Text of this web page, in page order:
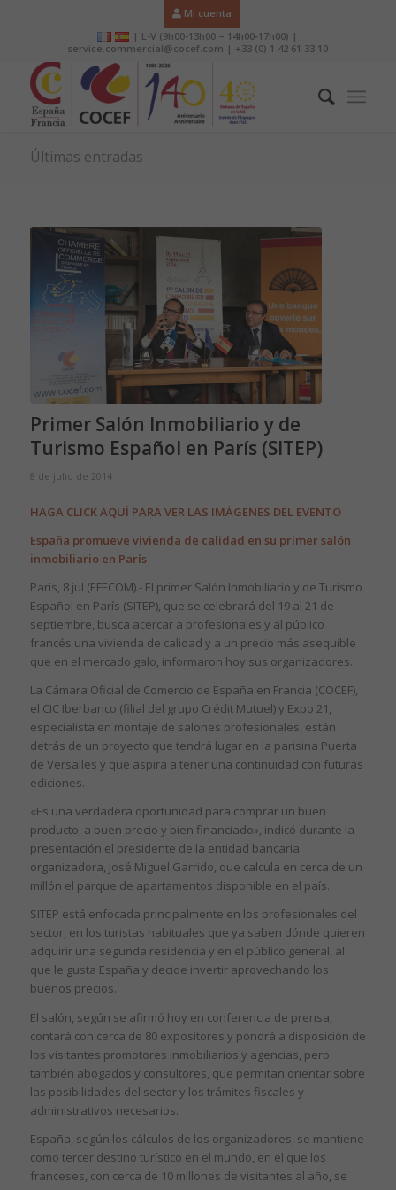
Mi cuenta
| L-V (9h00-13h00 – 14h00-17h00) |
service.commercial@cocef.com | +33 (0) 1 42 61 33 10
Últimas entradas
Primer Salón Inmobiliario y de
Turismo Español en París (SITEP)
8 de julio de 2014
HAGA CLICK AQUÍ PARA VER LAS IMÁGENES DEL EVENTO
España promueve vivienda de calidad en su primer salón
inmobiliario en París
París, 8 jul (EFECOM).- El primer Salón Inmobiliario y de Turismo
Español en París (SITEP), que se celebrará del 19 al 21 de
septiembre, busca acercar a profesionales y al público
francés una vivienda de calidad y a un precio más asequible
que en el mercado galo, informaron hoy sus organizadores.
La Cámara Oficial de Comercio de España en Francia (COCEF),
el CIC Iberbanco (filial del grupo Crédit Mutuel) y Expo 21,
especialista en montaje de salones profesionales, están
detrás de un proyecto que tendrá lugar en la parisina Puerta
de Versalles y que aspira a tener una continuidad con futuras
ediciones.
«Es una verdadera oportunidad para comprar un buen
producto, a buen precio y bien financiado», indicó durante la
presentación el presidente de la entidad bancaria
organizadora, José Miguel Garrido, que calcula en cerca de un
millón el parque de apartamentos disponible en el país.
SITEP está enfocada principalmente en los profesionales del
sector, en los turistas habituales que ya saben dónde quieren
adquirir una segunda residencia y en el público general, al
que le gusta España y decide invertir aprovechando los
buenos precios.
El salón, según se afirmó hoy en conferencia de prensa,
contará con cerca de 80 expositores y pondrá a disposición de
los visitantes promotores inmobiliarios y agencias, pero
también abogados y consultores, que permitan orientar sobre
las posibilidades del sector y los trámites fiscales y
administrativos necesarios.
España, según los cálculos de los organizadores, se mantiene
como tercer destino turístico en el mundo, en el que los
franceses, con cerca de 10 millones de visitantes al año, se